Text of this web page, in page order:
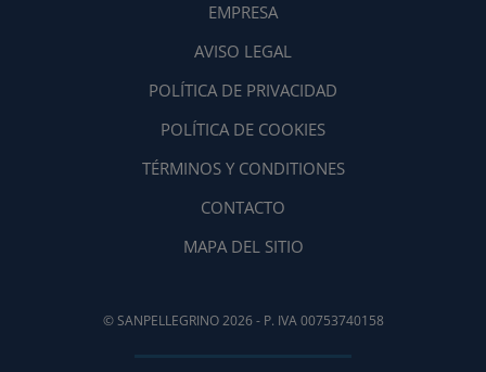
EMPRESA
AVISO LEGAL
POLÍTICA DE PRIVACIDAD
POLÍTICA DE COOKIES
TÉRMINOS Y CONDITIONES
CONTACTO
MAPA DEL SITIO
© SANPELLEGRINO 2026 - P. IVA 00753740158